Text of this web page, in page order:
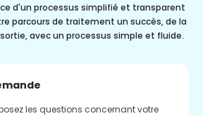
d'un processus simplifié et transparent
parcours de traitement un succès, de la
avec un processus simple et fluide.
les questions concernant votre